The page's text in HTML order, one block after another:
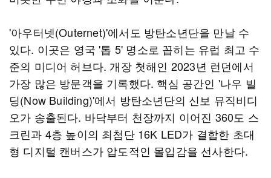
'아우터넷(Outernet)'에서도 방탄소년단을 만날 수
있다. 이곳은 영국 '톱 5' 명소로 꼽히는 유럽 최고 수
준의 미디어 허브다. 개장 첫해인 2023년 런던에서
가장 많은 방문객을 기록했다. 핵심 공간인 '나우 빌
딩(Now Building)'에서 방탄소년단의 신보 뮤직비디
오가 송출된다. 바닥부터 천장까지 이어진 360도 스
크린과 4층 높이의 최첨단 16K LED가 결합한 초대
형 디지털 캔버스가 압도적인 몰입감을 선사한다.